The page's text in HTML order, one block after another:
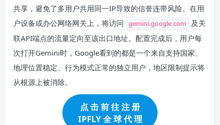
共享，避免了多用户共用同一IP导致的信誉连带风险。在用
户设备或办公网络网关上，将访问
gemini.google.com
及关
联API端点的流量定向至该出口地址。配置完成后，用户每
次打开Gemini时，Google看到的都是一个来自支持国家、
地理位置稳定、行为模式正常的独立用户，地区限制提示将
从根源上被消除。
点 击 前 往 注 册
IPFLY 全 球 代 理